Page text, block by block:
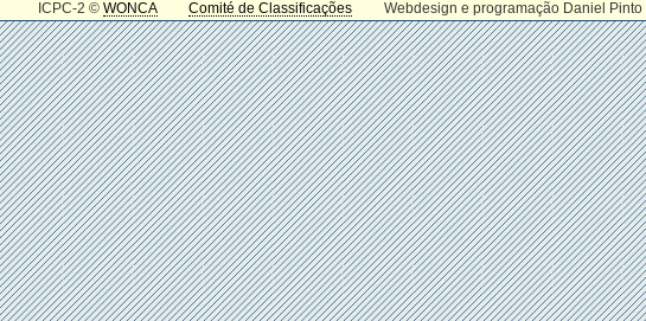
ICPC-2 ©WONCA Comité de Classificações Webdesign e programação Daniel Pinto